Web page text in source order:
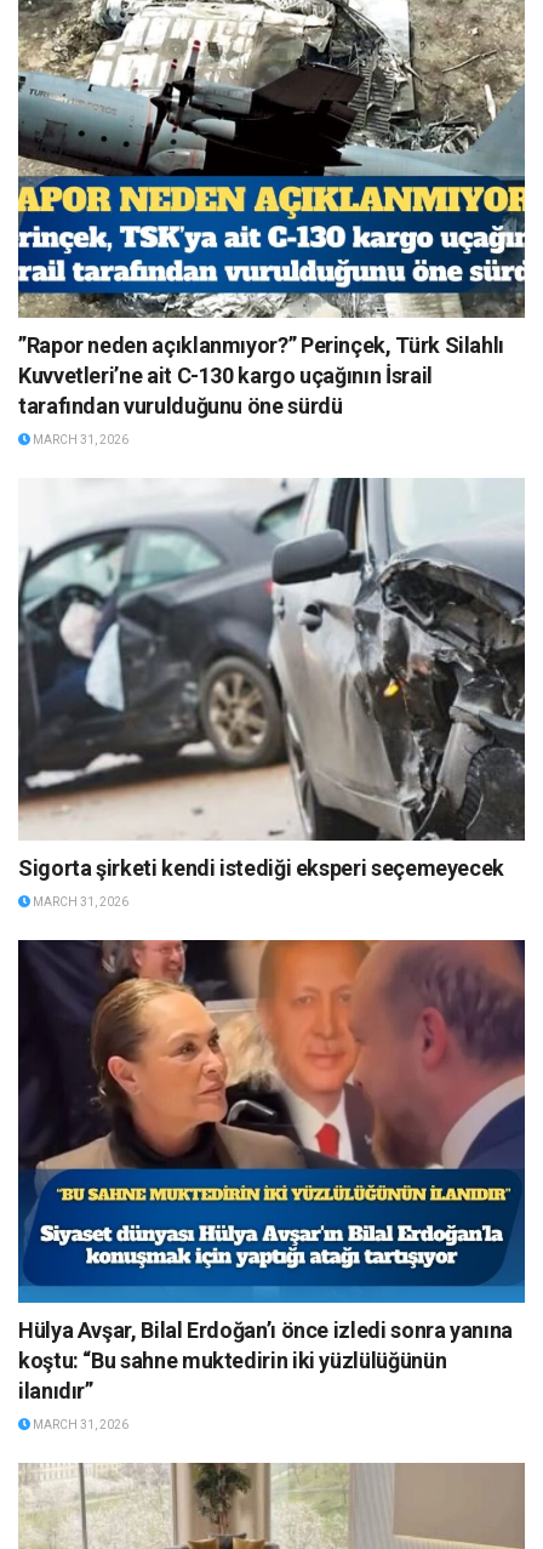
”Rapor neden açıklanmıyor?” Perinçek, Türk Silahlı
Kuvvetleri’ne ait C-130 kargo uçağının İsrail
tarafından vurulduğunu öne sürdü
MARCH 31, 2026
Sigorta şirketi kendi istediği eksperi seçemeyecek
MARCH 31, 2026
Hülya Avşar, Bilal Erdoğan’ı önce izledi sonra yanına
koştu: “Bu sahne muktedirin iki yüzlülüğünün
ilanıdır”
MARCH 31, 2026